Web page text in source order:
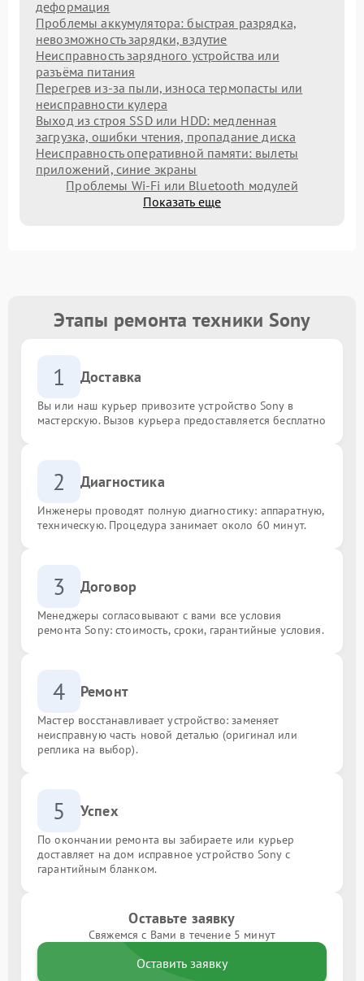
деформация
Проблемы аккумулятора: быстрая разрядка,
невозможность зарядки, вздутие
Неисправность зарядного устройства или
разъёма питания
Перегрев из‑за пыли, износа термопасты или
неисправности кулера
Выход из строя SSD или HDD: медленная
загрузка, ошибки чтения, пропадание диска
Неисправность оперативной памяти: вылеты
приложений, синие экраны
Проблемы Wi‑Fi или Bluetooth модулей
Показать еще
Этапы ремонта техники Sony
1 Доставка
Вы или наш курьер привозите устройство Sony в
мастерскую. Вызов курьера предоставляется бесплатно
2 Диагностика
Инженеры проводят полную диагностику: аппаратную,
техническую. Процедура занимает около 60 минут.
3 Договор
Менеджеры согласовывают с вами все условия
ремонта Sony: стоимость, сроки, гарантийные условия.
4 Ремонт
Мастер восстанавливает устройство: заменяет
неисправную часть новой деталью (оригинал или
реплика на выбор).
5 Успех
По окончании ремонта вы забираете или курьер
доставляет на дом исправное устройство Sony с
гарантийным бланком.
Оставьте заявку
Свяжемся с Вами в течение 5 минут
Оставить заявку